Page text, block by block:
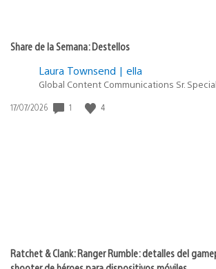
Share de la Semana: Destellos
Laura Townsend | ella
Global Content Communications Sr.
Fecha
17/07/2026 1 4
Ratchet & Clank: Ranger Rumble: detalles del